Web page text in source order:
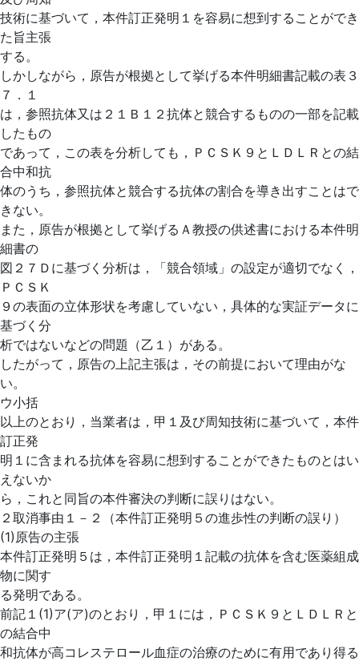
技術に基づいて，本件訂正発明１を容易に想到することができ
た旨主張
する。
しかしながら，原告が根拠として挙げる本件明細書記載の表３
７．１
は，参照抗体又は２１Ｂ１２抗体と競合するものの一部を記載
したもの
であって，この表を分析しても，ＰＣＳＫ９とＬＤＬＲとの結
合中和抗
体のうち，参照抗体と競合する抗体の割合を導き出すことはで
きない。
また，原告が根拠として挙げるＡ教授の供述書における本件明
細書の
図２７Ｄに基づく分析は，「競合領域」の設定が適切でなく，
ＰＣＳＫ
９の表面の立体形状を考慮していない，具体的な実証データに
基づく分
析ではないなどの問題（乙１）がある。
したがって，原告の上記主張は，その前提において理由がな
い。
ウ小括
以上のとおり，当業者は，甲１及び周知技術に基づいて，本件
訂正発
明１に含まれる抗体を容易に想到することができたものとはい
えないか
ら，これと同旨の本件審決の判断に誤りはない。
２取消事由１－２（本件訂正発明５の進歩性の判断の誤り）
(1)原告の主張
本件訂正発明５は，本件訂正発明１記載の抗体を含む医薬組成
物に関す
る発明である。
前記１(1)ア(ア)のとおり，甲１には，ＰＣＳＫ９とＬＤＬＲと
の結合中
和抗体が高コレステロール血症の治療のために有用であり得る